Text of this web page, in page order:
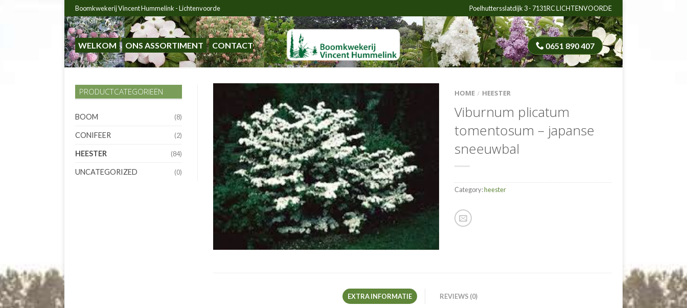
Boomkwekerij Vincent Hummelink - Lichtenvoorde Poelhuttersslatdijk 3 - 7131RC LICHTENVOORDE
WELKOM ONS ASSORTIMENT CONTACT 0651 890 407
PRODUCTCATEGORIEËN
BOOM (8)
CONIFEER (2)
HEESTER (84)
UNCATEGORIZED (0)
HOME / HEESTER
Viburnum plicatum
tomentosum – japanse
sneeuwbal
Category:heester
EXTRA INFORMATIE REVIEWS (0)